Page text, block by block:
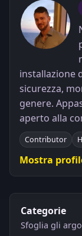
installazione
sicurezza,
genere.
aperto alla
Contributor
Mostra
Categorie
Sfoglia gli